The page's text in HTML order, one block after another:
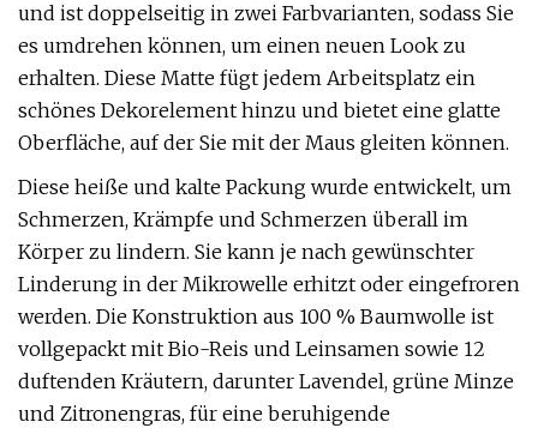
und ist doppelseitig in zwei Farbvarianten, sodass Sie
es umdrehen können, um einen neuen Look zu
erhalten. Diese Matte fügt jedem Arbeitsplatz ein
schönes Dekorelement hinzu und bietet eine glatte
Oberfläche, auf der Sie mit der Maus gleiten können.
Diese heiße und kalte Packung wurde entwickelt, um
Schmerzen, Krämpfe und Schmerzen überall im
Körper zu lindern. Sie kann je nach gewünschter
Linderung in der Mikrowelle erhitzt oder eingefroren
werden. Die Konstruktion aus 100 % Baumwolle ist
vollgepackt mit Bio-Reis und Leinsamen sowie 12
duftenden Kräutern, darunter Lavendel, grüne Minze
und Zitronengras, für eine beruhigende